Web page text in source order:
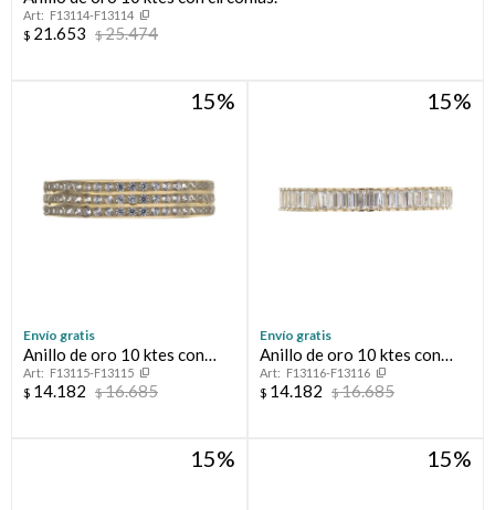
F13114-F13114
$ 21.653 $25.474
15
Envío gratis
Anillo de oro 10 ktes con
circonias, MEDIO SIN FIN.
F13115-F13115
$ 14.182 $16.685
15
Envío gratis
Anillo de oro 10 ktes con
circonias, MEDIO SIN FIN.
F13116-F13116
$ 14.182 $16.685
15 15
Compromiso